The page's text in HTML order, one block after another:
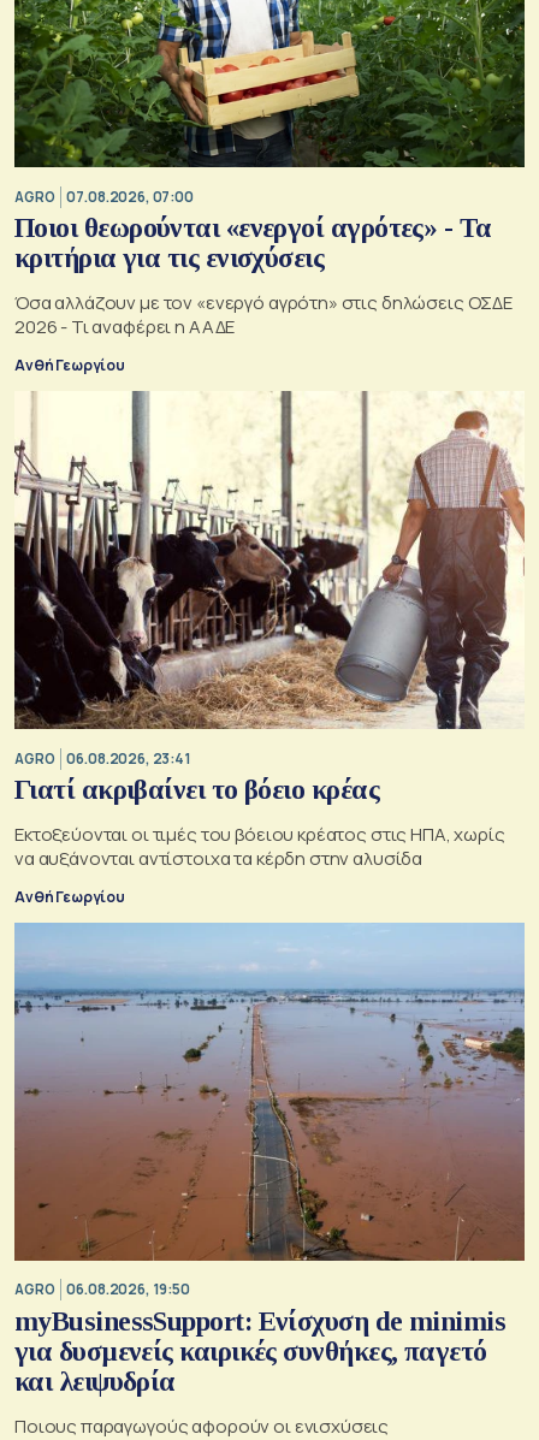
AGRO 07.08.2026, 07:00
Ποιοι θεωρούνται «ενεργοί αγρότες» - Τα
κριτήρια για τις ενισχύσεις
Όσα αλλάζουν με τον «ενεργό αγρότη» στις δηλώσεις ΟΣΔΕ
2026 - Τι αναφέρει η ΑΑΔΕ
Ανθή Γεωργίου
AGRO 06.08.2026, 23:41
Γιατί ακριβαίνει το βόειο κρέας
Εκτοξεύονται οι τιμές του βόειου κρέατος στις ΗΠΑ, χωρίς
να αυξάνονται αντίστοιχα τα κέρδη στην αλυσίδα
Ανθή Γεωργίου
AGRO 06.08.2026, 19:50
myBusinessSupport: Ενίσχυση de minimis
για δυσμενείς καιρικές συνθήκες, παγετό
και λειψυδρία
Ποιους παραγωγούς αφορούν οι ενισχύσεις